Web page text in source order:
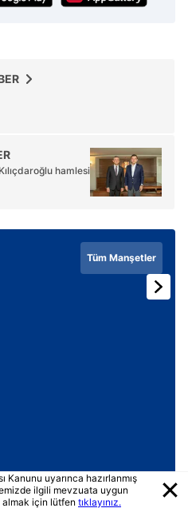
hamlesi
Tüm Manşetler
Kanunu uyarınca hazırlanmış
ilgili mevzuata uygun
için lütfen tıklayınız.